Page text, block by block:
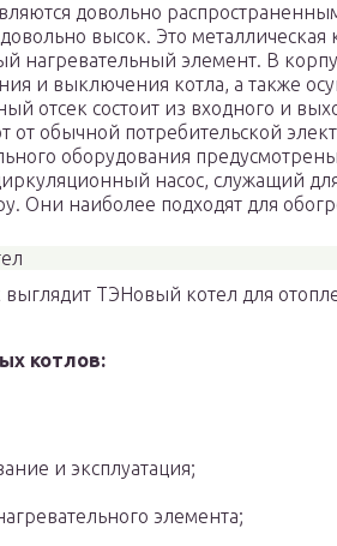
довольно
высок. Это металлическая
нагревательный элемент. В
и выключения котла, а также
отсек состоит из входного и
обычной потребительской
оборудования
насос, служащий
Они наиболее подходят для
выглядит ТЭНовый котел для
котлов:
и эксплуатация;
элемента;